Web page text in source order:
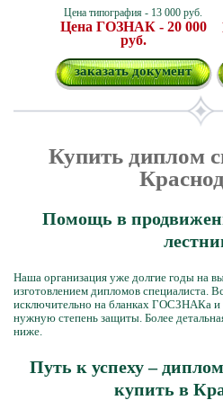
Цена типография - 13 000 руб.
Цена ГОЗНАК - 20 000
руб.
заказать документ
Купить диплом
Помощь в
Наша организация уже долгие годы на
изготовлением дипломов специалиста.
исключительно на бланках ГОСЗНАКа
нужную степень защиты. Более
ниже.
Путь к успеху –
купить в